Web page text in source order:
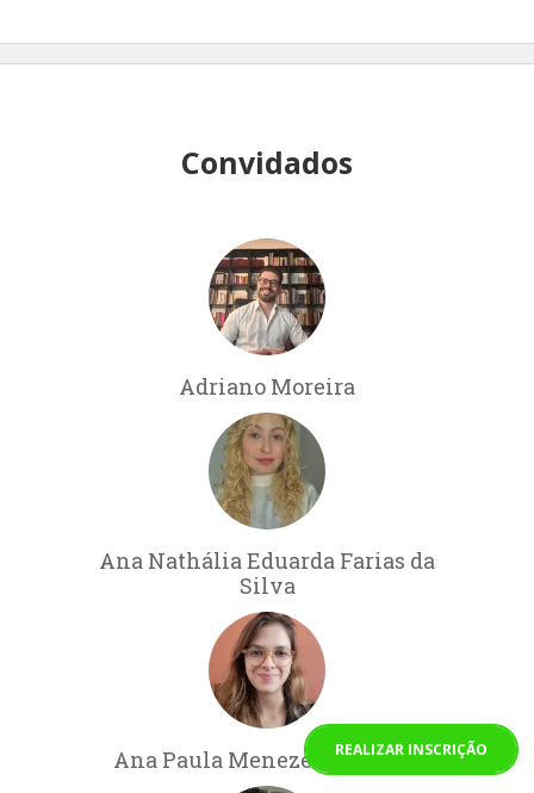
Convidados
Adriano Moreira
Ana Nathália Eduarda Farias da
Silva
Ana Paula Menezes de Souza
REALIZAR INSCRIÇÃO